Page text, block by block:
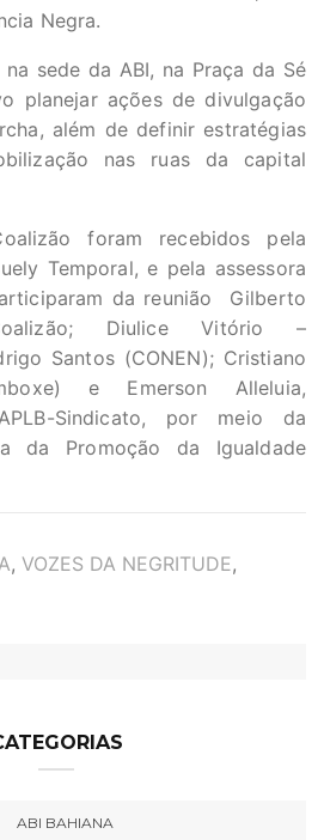
Negra.
sede da ABI, na Praça da Sé
planejar ações de divulgação
além de definir estratégias
nas ruas da capital
foram recebidos pela
Temporal, e pela assessora
da reunião Gilberto
Diulice Vitório –
Santos (CONEN); Cristiano
e Emerson Alleluia,
Sindicato, por meio da
da Promoção da Igualdade
, VOZES DA NEGRITUDE,
ABI BAHIANA